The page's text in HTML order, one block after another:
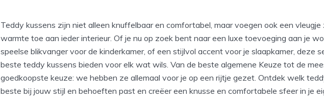
Teddy kussens zijn niet alleen knuffelbaar en comfortabel, maar voegen ook een vleugje
warmte toe aan ieder interieur. Of je nu op zoek bent naar een luxe toevoeging aan je
speelse blikvanger voor de kinderkamer, of een stijlvol accent voor je slaapkamer, deze
beste teddy kussens bieden voor elk wat wils. Van de beste algemene Keuze tot de
goedkoopste keuze: we hebben ze allemaal voor je op een rijtje gezet. Ontdek welk
beste bij jouw stijl en behoeften past en creëer een knusse en comfortabele sfeer in je